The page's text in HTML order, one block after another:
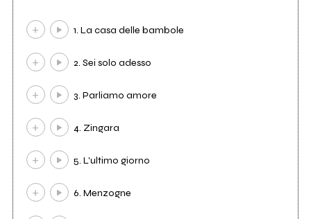
1. La casa delle bambole
2. Sei solo adesso
3. Parliamo amore
4. Zingara
5. L'ultimo giorno
6. Menzogne